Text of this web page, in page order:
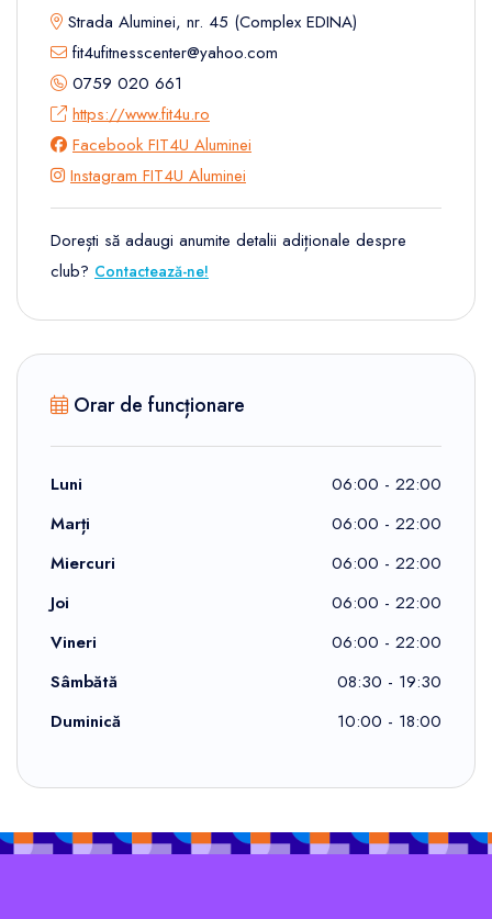
Strada Aluminei, nr. 45 (Complex EDINA)
fit4ufitnesscenter@yahoo.com
0759 020 661
https://www.fit4u.ro
Facebook FIT4U Aluminei
Instagram FIT4U Aluminei
Dorești să adaugi anumite detalii adiționale despre
club? Contactează-ne!
Orar de funcționare
Luni
06:00 - 22:00
Marți
06:00 - 22:00
Miercuri
06:00 - 22:00
Joi
06:00 - 22:00
Vineri
06:00 - 22:00
Sâmbătă
08:30 - 19:30
Duminică
10:00 - 18:00